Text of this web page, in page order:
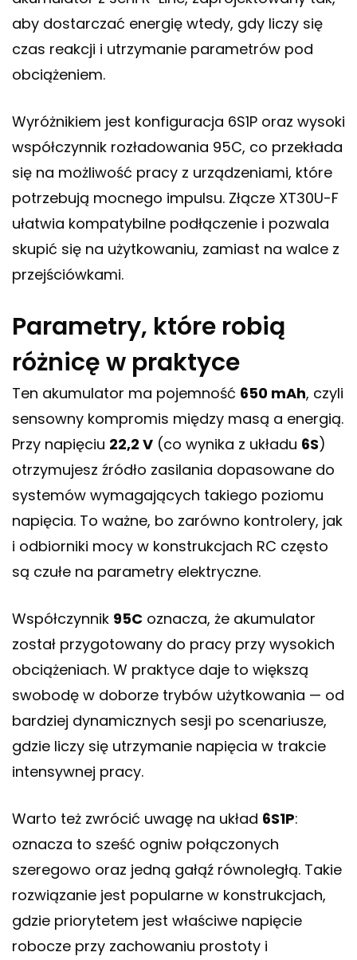
aby dostarczać energię wtedy, gdy liczy się
czas reakcji i utrzymanie parametrów pod
obciążeniem.
Wyróżnikiem jest konfiguracja 6S1P oraz wysoki
współczynnik rozładowania 95C, co przekłada
się na możliwość pracy z urządzeniami, które
potrzebują mocnego impulsu. Złącze XT30U-F
ułatwia kompatybilne podłączenie i pozwala
skupić się na użytkowaniu, zamiast na walce z
przejściówkami.
Parametry, które robią
różnicę w praktyce
Ten akumulator ma pojemność 650 mAh, czyli
sensowny kompromis między masą a energią.
Przy napięciu 22,2 V (co wynika z układu 6S)
otrzymujesz źródło zasilania dopasowane do
systemów wymagających takiego poziomu
napięcia. To ważne, bo zarówno kontrolery, jak
i odbiorniki mocy w konstrukcjach RC często
są czułe na parametry elektryczne.
Współczynnik 95C oznacza, że akumulator
został przygotowany do pracy przy wysokich
obciążeniach. W praktyce daje to większą
swobodę w doborze trybów użytkowania — od
bardziej dynamicznych sesji po scenariusze,
gdzie liczy się utrzymanie napięcia w trakcie
intensywnej pracy.
Warto też zwrócić uwagę na układ 6S1P:
oznacza to sześć ogniw połączonych
szeregowo oraz jedną gałąź równoległą. Takie
rozwiązanie jest popularne w konstrukcjach,
gdzie priorytetem jest właściwe napięcie
robocze przy zachowaniu prostoty i